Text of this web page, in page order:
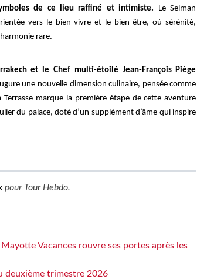
de ce lieu raffiné et intimiste. Le Selman
vers le bien-vivre et le bien-être, où sérénité,
rare.
et le Chef multi-étoilé Jean-François Piège
une nouvelle dimension culinaire, pensée comme
Terrasse marque la première étape de cette aventure
du palace, doté d’un supplément d’âme qui inspire
pour Tour Hebdo.
Vacances rouvre ses portes après les
deuxième trimestre 2026